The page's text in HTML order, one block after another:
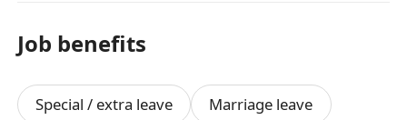
Job benefits
Special / extra leave
Marriage leave